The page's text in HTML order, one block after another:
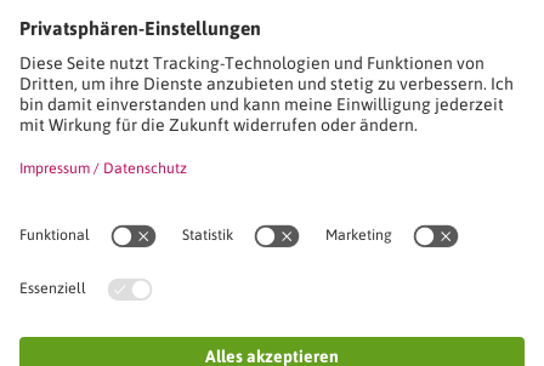
Stimmen unserer Absolventinnen und Absolventen
Seminare
Seminardatenbank
Inhouseanfragen
Seminarreihen
VWA stellt sich vor
Unser SVWA-Team